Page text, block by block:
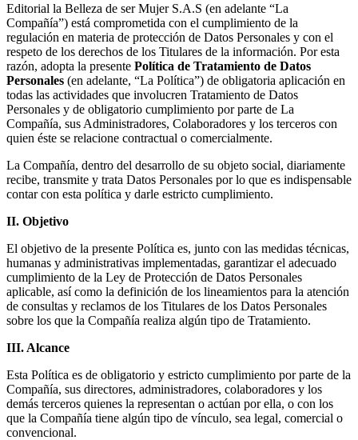
Editorial la Belleza de ser Mujer S.A.S (en adelante “La
Compañía”) está comprometida con el cumplimiento de la
regulación en materia de protección de Datos Personales y con el
respeto de los derechos de los Titulares de la información. Por esta
razón, adopta la presente Política de Tratamiento de Datos
Personales (en adelante, “La Política”) de obligatoria aplicación en
todas las actividades que involucren Tratamiento de Datos
Personales y de obligatorio cumplimiento por parte de La
Compañía, sus Administradores, Colaboradores y los terceros con
quien éste se relacione contractual o comercialmente.
La Compañía, dentro del desarrollo de su objeto social, diariamente
recibe, transmite y trata Datos Personales por lo que es indispensable
contar con esta política y darle estricto cumplimiento.
II. Objetivo
El objetivo de la presente Política es, junto con las medidas técnicas,
humanas y administrativas implementadas, garantizar el adecuado
cumplimiento de la Ley de Protección de Datos Personales
aplicable, así como la definición de los lineamientos para la atención
de consultas y reclamos de los Titulares de los Datos Personales
sobre los que la Compañía realiza algún tipo de Tratamiento.
III. Alcance
Esta Política es de obligatorio y estricto cumplimiento por parte de la
Compañía, sus directores, administradores, colaboradores y los
demás terceros quienes la representan o actúan por ella, o con los
que la Compañía tiene algún tipo de vínculo, sea legal, comercial o
convencional.